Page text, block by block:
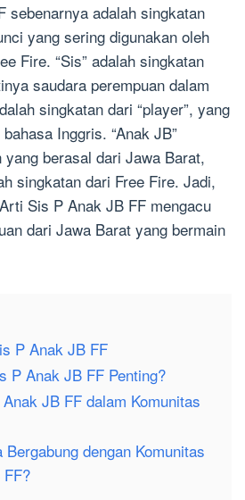
sebenarnya adalah singkatan
yang sering digunakan oleh
Fire. “Sis” adalah singkatan
saudara perempuan dalam
singkatan dari “player”, yang
Inggris. “Anak JB”
yang berasal dari Jawa Barat,
singkatan dari Free Fire. Jadi,
Sis P Anak JB FF mengacu
dari Jawa Barat yang bermain
P Anak JB FF
P Anak JB FF Penting?
JB FF dalam Komunitas
dengan Komunitas